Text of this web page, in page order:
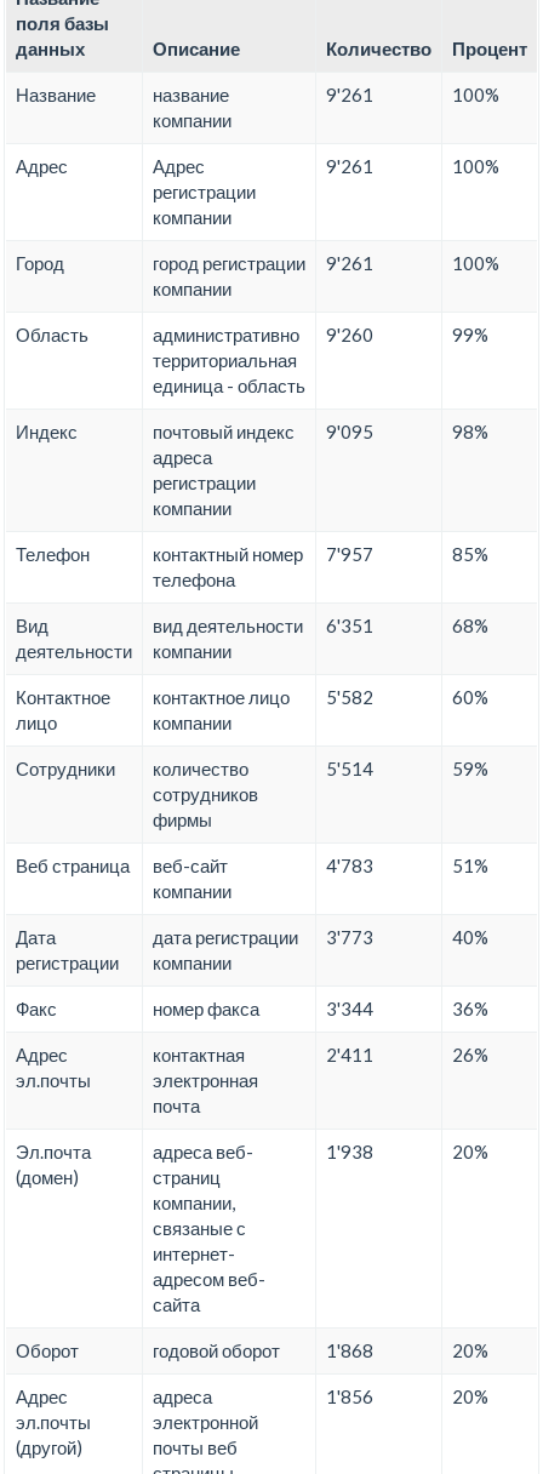
поля базы
данных
Описание Количество Процент
Название
название
компании
9'261 100%
Адрес
Адрес
регистрации
компании
9'261 100%
Город
город регистрации
компании
9'261 100%
Область
административно
территориальная
единица - область
9'260 99%
Индекс
почтовый индекс
адреса
регистрации
компании
9'095 98%
Телефон
контактный номер
телефона
7'957 85%
Вид
деятельности
вид деятельности
компании
6'351 68%
Контактное
лицо
контактное лицо
компании
5'582 60%
Сотрудники
количество
сотрудников
фирмы
5'514 59%
Веб страница
веб-сайт
компании
4'783 51%
Дата
регистрации
дата регистрации
компании
3'773 40%
Факс номер факса 3'344 36%
Адрес
эл.почты
контактная
электронная
почта
2'411 26%
Эл.почта
(домен)
адреса веб-
страниц
компании,
связаные с
интернет-
адресом веб-
сайта
1'938 20%
Оборот годовой оборот 1'868 20%
Адрес
эл.почты
(другой)
адреса
электронной
почты веб
1'856 20%